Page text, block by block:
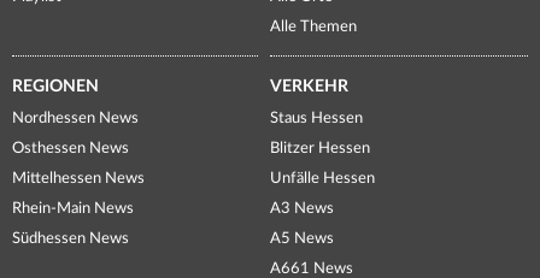
Alle Themen
REGIONEN
Nordhessen News
Osthessen News
Mittelhessen News
Rhein-Main News
Südhessen News
VERKEHR
Staus Hessen
Blitzer Hessen
Unfälle Hessen
A3 News
A5 News
A661 News